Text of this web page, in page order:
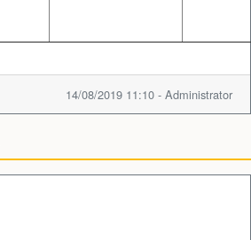
14/08/2019 11:10 - Administrator